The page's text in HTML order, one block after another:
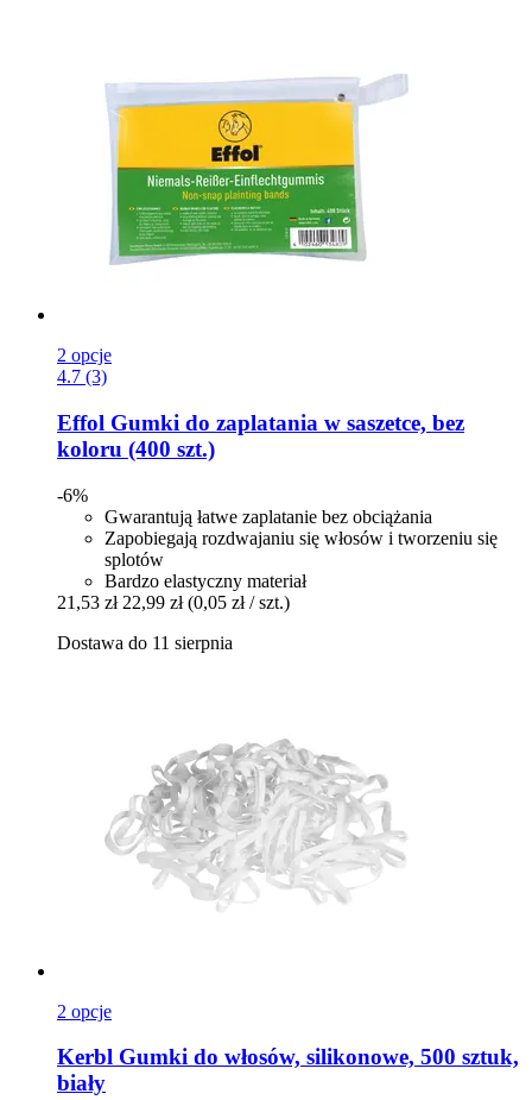
2 opcje
4.7 (3)
Effol Gumki do zaplatania w saszetce, bez
koloru (400 szt.)
-6%
Gwarantują łatwe zaplatanie bez obciążania
Zapobiegają rozdwajaniu się włosów i tworzeniu się
splotów
Bardzo elastyczny materiał
21,53 zł 22,99 zł (0,05 zł / szt.)
Dostawa do 11 sierpnia
2 opcje
Kerbl Gumki do włosów, silikonowe, 500 sztuk,
biały